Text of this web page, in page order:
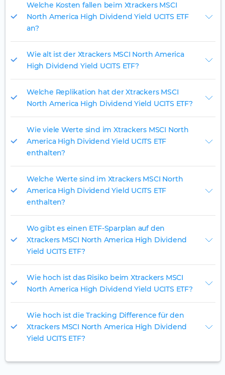
Welche Kosten fallen beim Xtrackers MSCI
North America High Dividend Yield UCITS ETF
an?
Wie alt ist der Xtrackers MSCI North America
High Dividend Yield UCITS ETF?
Welche Replikation hat der Xtrackers MSCI
North America High Dividend Yield UCITS ETF?
Wie viele Werte sind im Xtrackers MSCI North
America High Dividend Yield UCITS ETF
enthalten?
Welche Werte sind im Xtrackers MSCI North
America High Dividend Yield UCITS ETF
enthalten?
Wo gibt es einen ETF-Sparplan auf den
Xtrackers MSCI North America High Dividend
Yield UCITS ETF?
Wie hoch ist das Risiko beim Xtrackers MSCI
North America High Dividend Yield UCITS ETF?
Wie hoch ist die Tracking Difference für den
Xtrackers MSCI North America High Dividend
Yield UCITS ETF?